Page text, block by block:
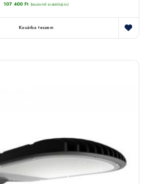
107 400Ft (készletről érdeklődjön)
Kosárba teszem